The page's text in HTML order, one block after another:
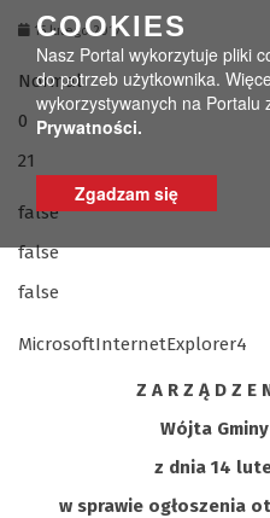
COOKIES
Nasz Portal wykorzytuje pliki
do potrzeb użytkownika.
wykorzystywanych na Portalu
Prywatności.
Zgadzam się
15 lutego 2017
Normal
0
21
false
false
false
MicrosoftInternetExplorer4
Z A R Z Ą D Z E
Wójta
z dnia 14
w sprawie ogłoszenia